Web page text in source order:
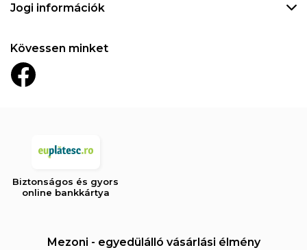
Jogi információk
Kövessen minket
Biztonságos és gyors
online bankkártya
Mezoni - egyedülálló vásárlási élmény